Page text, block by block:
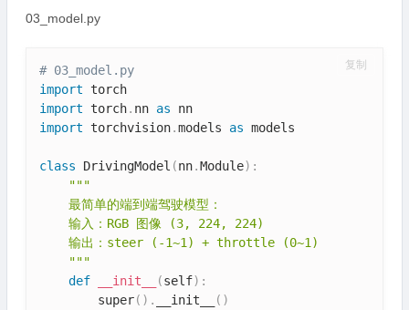
03_model.py
# 03_model.py
import
import torch. nn as
import torchvision.models as models
class DrivingModel (nn.Module) :
"""
    最简单的端到端驾驶模型：
    输入：RGB 图像 (3, 224, 224)
    输出：steer (-1~1) + throttle (0~1)
    """
def
__init__ (self) :
        super
( ) . __init__ ( )
复制